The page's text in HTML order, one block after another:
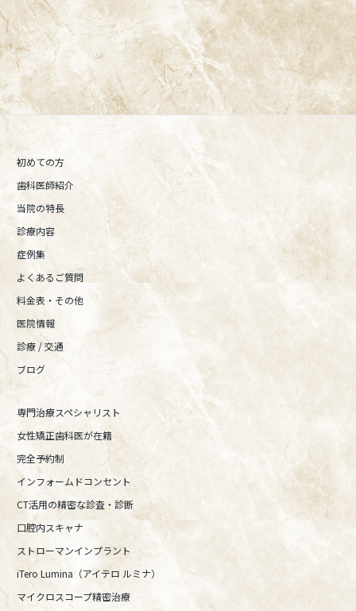
央線(快速)「阿佐ケ谷駅」徒歩0分 / JR中央/総武線「阿佐ケ谷駅」
徒歩0分 / 東京メトロ丸ノ内線「南阿佐ケ谷駅」徒歩8分の、駅す
ぐでとても通いやすい場所にある歯医者です。杉並区や中野区、新
宿、東京都内、隣接県や遠方からも患者様に来院頂きやすい環境
といえます。評判、口コミ、おすすめなどによってご来院される場
合、アクセスのページより道順をご確認ください。
初めての方
歯科医師紹介
当院の特長
診療内容
症例集
よくあるご質問
料金表・その他
医院情報
診療 / 交通
ブログ
専門治療スペシャリスト
女性矯正歯科医が在籍
完全予約制
インフォームドコンセント
CT活用の精密な診査・診断
口腔内スキャナ
ストローマンインプラント
iTero Lumina（アイテロ ルミナ）
マイクロスコープ精密治療